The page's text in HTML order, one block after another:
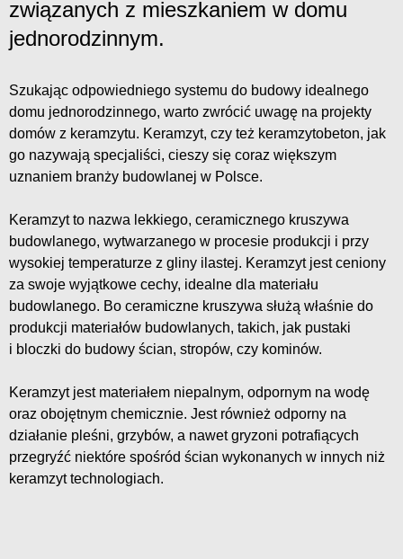
związanych z mieszkaniem w domu
jednorodzinnym.
Szukając odpowiedniego systemu do budowy idealnego
domu jednorodzinnego, warto zwrócić uwagę na projekty
domów z keramzytu. Keramzyt, czy też keramzytobeton, jak
go nazywają specjaliści, cieszy się coraz większym
uznaniem branży budowlanej w Polsce.
Keramzyt to nazwa lekkiego, ceramicznego kruszywa
budowlanego, wytwarzanego w procesie produkcji i przy
wysokiej temperaturze z gliny ilastej. Keramzyt jest ceniony
za swoje wyjątkowe cechy, idealne dla materiału
budowlanego. Bo ceramiczne kruszywa służą właśnie do
produkcji materiałów budowlanych, takich, jak pustaki
i bloczki do budowy ścian, stropów, czy kominów.
Keramzyt jest materiałem niepalnym, odpornym na wodę
oraz obojętnym chemicznie. Jest również odporny na
działanie pleśni, grzybów, a nawet gryzoni potrafiących
przegryźć niektóre spośród ścian wykonanych w innych niż
keramzyt technologiach.